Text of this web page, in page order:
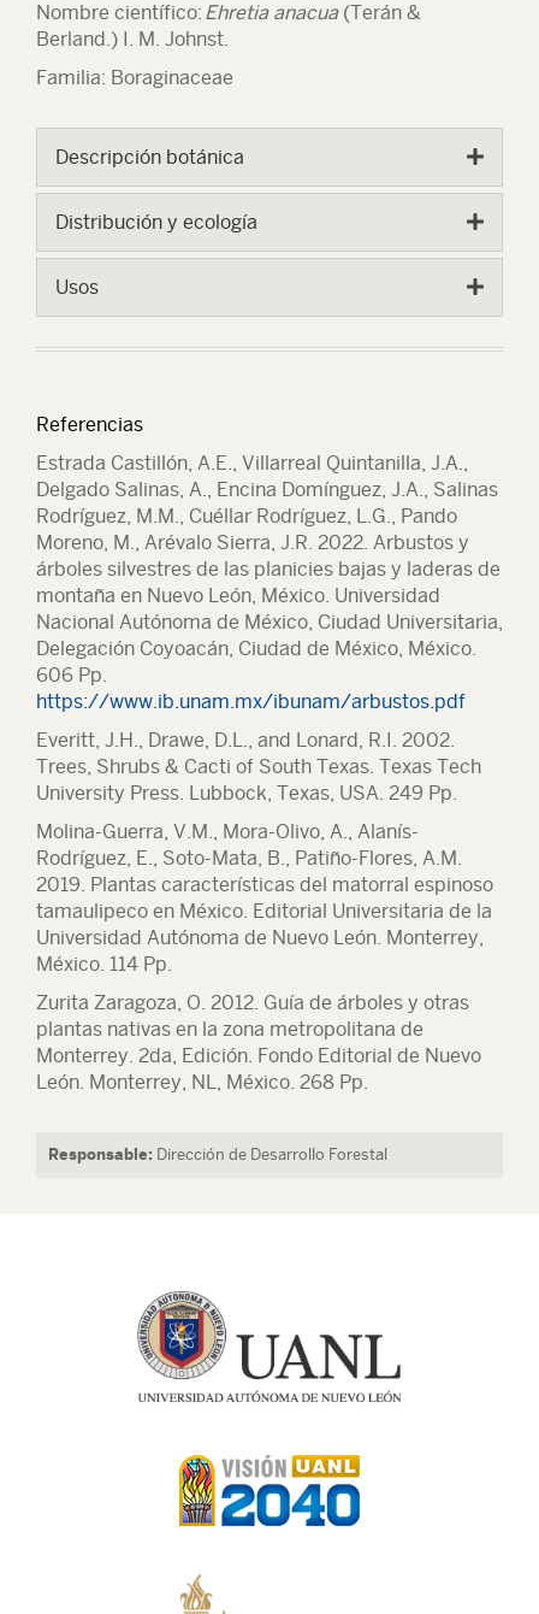
Nombre científico: Ehretia anacua (Terán &
Berland.) I. M. Johnst.
Familia: Boraginaceae
Descripción botánica
Distribución y ecología
Usos
Referencias
Estrada Castillón, A.E., Villarreal Quintanilla, J.A.,
Delgado Salinas, A., Encina Domínguez, J.A., Salinas
Rodríguez, M.M., Cuéllar Rodríguez, L.G., Pando
Moreno, M., Arévalo Sierra, J.R. 2022. Arbustos y
árboles silvestres de las planicies bajas y laderas de
montaña en Nuevo León, México. Universidad
Nacional Autónoma de México, Ciudad Universitaria,
Delegación Coyoacán, Ciudad de México, México.
606 Pp.
https://www.ib.unam.mx/ibunam/arbustos.pdf
Everitt, J.H., Drawe, D.L., and Lonard, R.I. 2002.
Trees, Shrubs & Cacti of South Texas. Texas Tech
University Press. Lubbock, Texas, USA. 249 Pp.
Molina-Guerra, V.M., Mora-Olivo, A., Alanís-
Rodríguez, E., Soto-Mata, B., Patiño-Flores, A.M.
2019. Plantas características del matorral espinoso
tamaulipeco en México. Editorial Universitaria de la
Universidad Autónoma de Nuevo León. Monterrey,
México. 114 Pp.
Zurita Zaragoza, O. 2012. Guía de árboles y otras
plantas nativas en la zona metropolitana de
Monterrey. 2da, Edición. Fondo Editorial de Nuevo
León. Monterrey, NL, México. 268 Pp.
Responsable: Dirección de Desarrollo Forestal